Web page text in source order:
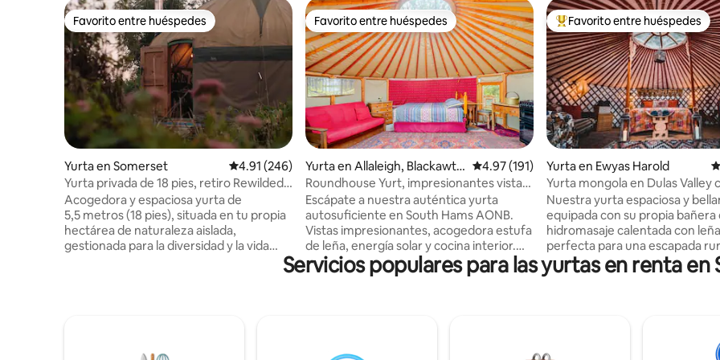
Favorito entre huéspedes
Favorito entre huéspedes
Yurta en Somerset Calificación promedio: 4.91 de 5; 246 evaluaciones
4.91 (246)
Yurta privada de 18 pies, retiro Rewilded
cerca de Glastonbury
Acogedora y espaciosa yurta de
5,5 metros (18 pies), situada en tu propia
hectárea de naturaleza aislada,
gestionada para la diversidad y la vida
individuales adicionales previa solicitud.
Favorito entre huéspedes
Favorito entre huéspedes
Yurta en Allaleigh, Blackawto
n, Totnes
Calificación promedio: 4.97 de 5; 191
4.97 (191)
Roundhouse Yurt, impresionantes vistas
- Totnes/Dartmouth
Escápate a nuestra auténtica yurta
autosuficiente en South Hams AONB.
Vistas impresionantes, acogedora estufa
de leña, energía solar y cocina interior.
Capacidad para 2-4 personas (cama
tamaño king + sofá cama tamaño king).
parque temático Woodlands. Jacuzzi
De los mejores en Favorito
Favorito entre huéspedes
Yurta en Ewyas Harold
Yurta mongola en Dulas Valley
jacuzzi y vistas
Nuestra yurta espaciosa y
equipada con su propia bañera
hidromasaje calentada con
perfecta para una escapada
romántica con un toque
Ubicada en los márgenes de
impresionante valle de Dulas en
rural de Herefordshire.
Servicios populares para las yurtas en renta en